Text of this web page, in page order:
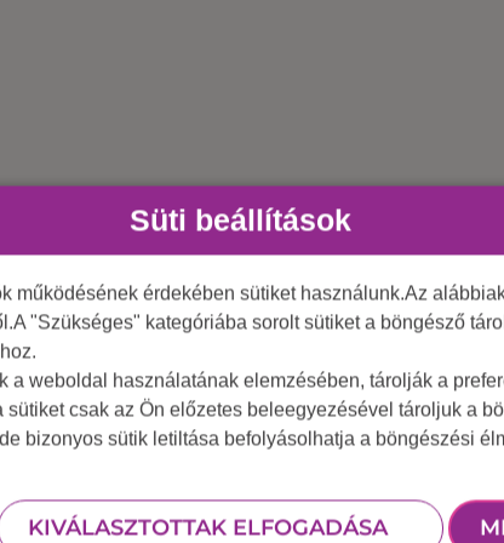
kedveli, vagy kollégáid éppenséggel folyton virtuális
is tökéletes. Fatality!:)
Úgy működik, mint a paintball, de fegyverek helyett
A 15-20 perces játékban mindenki kipróbálhatja lövési
Süti beállítások
működésének érdekében sütiket használunk.Az
"Szükséges" kategóriába sorolt sütiket a böngésző
a weboldal használatának elemzésében, tárolják a
csak az Ön előzetes beleegyezésével tároljuk a
bizonyos sütik letiltása befolyásolhatja a böngészési
KIVÁLASZTOTTAK ELFOGADÁSA